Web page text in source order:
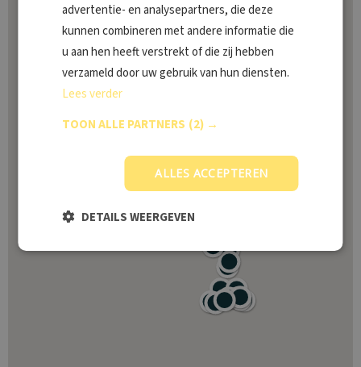
advertentie- en analysepartners, die deze
kunnen combineren met andere informatie die
u aan hen heeft verstrekt of die zij hebben
verzameld door uw gebruik van hun diensten.
Lees verder
TOON ALLE PARTNERS (2) →
ALLES ACCEPTEREN
DETAILS WEERGEVEN